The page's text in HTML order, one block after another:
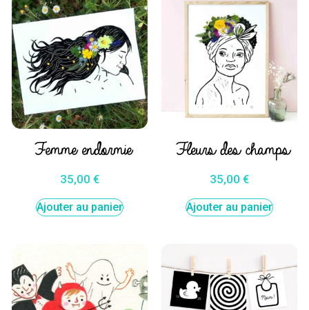
Femme endormie
35,00 €
Ajouter au panier
Fleurs des champs
35,00 €
Ajouter au panier